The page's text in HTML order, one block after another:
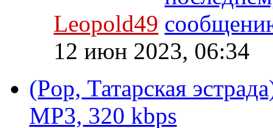
Leopold49
12 июн 2023, 06:34
(Pop, Татарская
MP3, 320 kbps